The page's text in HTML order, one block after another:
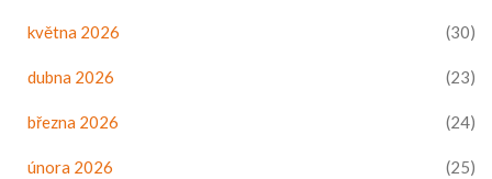
května 2026 (30)
dubna 2026 (23)
března 2026 (24)
února 2026 (25)